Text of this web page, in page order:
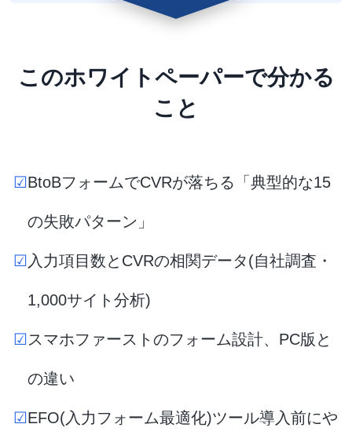
このホワイトペーパーで分かる
こと
☑BtoBフォームでCVRが落ちる「典型的な15
の失敗パターン」
☑ 入力項目数とCVRの相関データ(自社調査・
1,000サイト分析)
☑ スマホファーストのフォーム設計、PC版と
の違い
☑EFO(入力フォーム最適化)ツール導入前にや